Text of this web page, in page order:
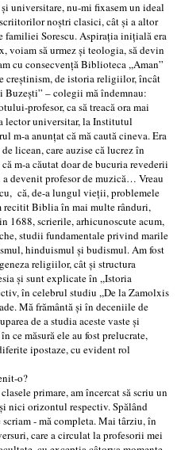
nu-mi fixasem un ideal
noştri clasici, cât şi a altor
familiei Sorescu. Aspiraţia iniţială era
voiam să urmez şi teologia, să devin
cu consecvenţă Biblioteca ,,Aman”
creştinism, de istoria religiilor, încât
– colegii mă îndemnau:
profesor, ca să treacă ora mai
lector universitar, la Institutul
m-a anunţat că mă caută cineva. Era
licean, care auzise că lucrez în
m-a căutat doar de bucuria revederii
devenit profesor de muzică… Vreau
că, de-a lungul vieţii, problemele
recitit Biblia în mai multe rânduri,
1688, scrierile, arhicunoscute acum,
studii fundamentale privind marile
hinduismul şi budismul. Am fost
religiilor, cât şi structura
şi sunt explicate în ,,Istoria
în celebrul studiu ,,De la Zamolxis
Mă frământă şi în deceniile de
de a studia aceste vaste şi
ce măsură ele au fost prelucrate,
ipostaze, cu evident rol
o?
primare, am încercat să scriu un
nici orizontul respectiv. Spălând
- mă completa. Mai târziu, în
care a circulat la profesorii mei